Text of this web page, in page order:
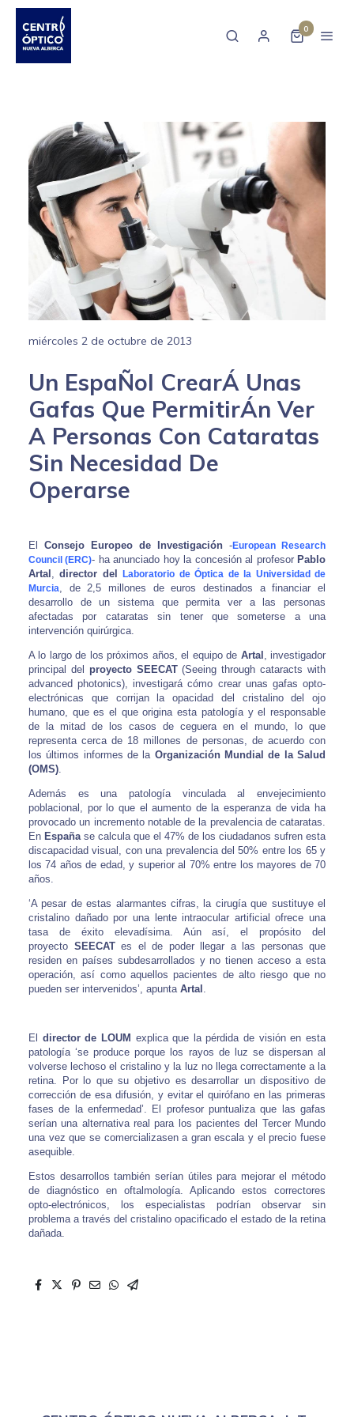
0
miércoles 2 de octubre de 2013
Un EspaÑol CrearÁ Unas
Gafas Que PermitirÁn Ver
A Personas Con Cataratas
Sin Necesidad De
Operarse
El Consejo Europeo de Investigación -European Research
Council (ERC)- ha anunciado hoy la concesión al profesor Pablo
Artal ,director del
Laboratorio de Óptica de la Universidad de
Murcia, de 2,5 millones de euros destinados a financiar el
desarrollo de un sistema que permita ver a las personas
afectadas por cataratas sin tener que someterse a una
intervención quirúrgica.
A lo largo de los próximos años, el equipo de Artal , investigador
principal del proyecto SEECAT(Seeing through cataracts with
advanced photonics), investigará cómo crear unas gafas opto-
electrónicas que corrijan la opacidad del cristalino del ojo
humano, que es el que origina esta patología y el responsable
de la mitad de los casos de ceguera en el mundo, lo que
representa cerca de 18 millones de personas, de acuerdo con
los últimos informes de la Organización Mundial de la Salud
(OMS).
Además es una patología vinculada al envejecimiento
poblacional, por lo que el aumento de la esperanza de vida ha
provocado un incremento notable de la prevalencia de cataratas.
En Españase calcula que el 47% de los ciudadanos sufren esta
discapacidad visual, con una prevalencia del 50% entre los 65 y
los 74 años de edad, y superior al 70% entre los mayores de 70
años.
‘A pesar de estas alarmantes cifras, la cirugía que sustituye el
cristalino dañado por una lente intraocular artificial ofrece una
tasa de éxito elevadísima. Aún así, el propósito del
proyecto SEECATes el de poder llegar a las personas que
residen en países subdesarrollados y no tienen acceso a esta
operación, así como aquellos pacientes de alto riesgo que no
pueden ser intervenidos’, apuntaArtal .
El director de LOUM explica que la pérdida de visión en esta
patología ‘se produce porque los rayos de luz se dispersan al
volverse lechoso el cristalino y la luz no llega correctamente a la
retina. Por lo que su objetivo es desarrollar un dispositivo de
corrección de esa difusión, y evitar el quirófano en las primeras
fases de la enfermedad’. El profesor puntualiza que las gafas
serían una alternativa real para los pacientes del Tercer Mundo
una vez que se comercializasen a gran escala y el precio fuese
asequible.
Estos desarrollos también serían útiles para mejorar el método
de diagnóstico en oftalmología. Aplicando estos correctores
opto-electrónicos, los especialistas podrían observar sin
problema a través del cristalino opacificado el estado de la retina
dañada.